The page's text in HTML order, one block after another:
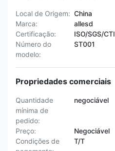
Local de Origem: China
Marca:
allesd
Certificação:
ISO/SGS/CTI
Número do
modelo:
ST001
Propriedades comerciais
Quantidade
mínima de
pedido:
negociável
Preço:
Negociável
Condições de
T/T